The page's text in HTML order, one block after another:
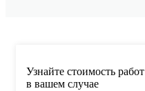
Узнайте стоимость работ
в вашем случае